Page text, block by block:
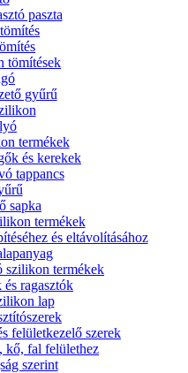
paszta
tömítések
gyűrű
termékek
és kerekek
tappancs
sapka
termékek
és eltávolításához
szilikon termékek
ragasztók
lap
felületkezelő szerek
kő, fal felülethez
szerint